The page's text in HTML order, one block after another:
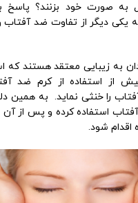
به ‌صورت خود بزنند؟ پاسخ
یکی دیگر از تفاوت ضد
به زیبایی معتقد هستند که
از استفاده از کرم ضد
را خنثی نماید. به همین
استفاده کرده و پس از آن
اقدام شود.